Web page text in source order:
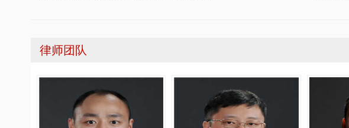
律师团队